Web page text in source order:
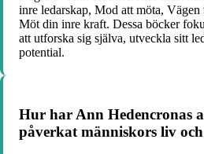
inre ledarskap, Mod att möta,
Möt din inre kraft. Dessa böcker
att utforska sig själva, utveckla sitt
potential.
Hur har Ann Hedencronas
påverkat människors liv